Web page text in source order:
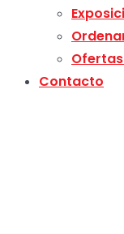
Contacto